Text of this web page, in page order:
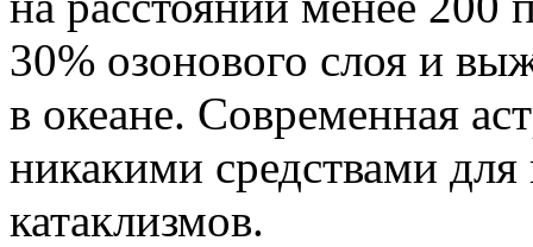
30% озонового слоя и
в океане. Современная
никакими средствами
катаклизмов.